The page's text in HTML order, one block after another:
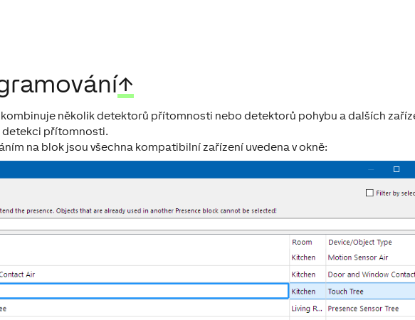
↑
několik detektorů přítomnosti nebo detektorů pohybu a dalších
detekci přítomnosti.
na blok jsou všechna kompatibilní zařízení uvedena v okně: